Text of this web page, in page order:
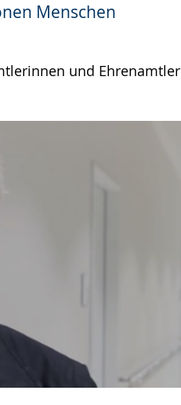
Menschen
und Ehrenamtler
von
in Zukunft immer